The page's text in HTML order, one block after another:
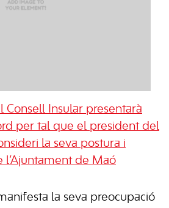
Consell Insular presentarà
per tal que el president del
la seva postura i
l’Ajuntament de Maó
la seva preocupació